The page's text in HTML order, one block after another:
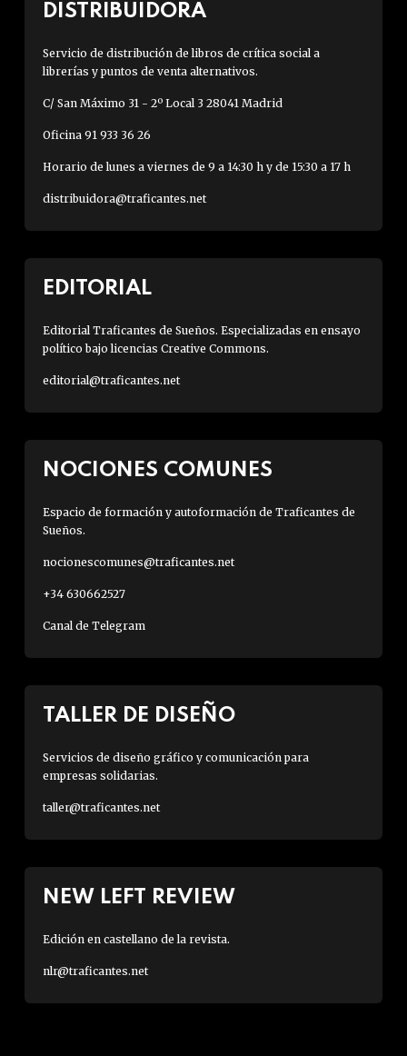
DISTRIBUIDORA
Servicio de distribución de libros de crítica social a
librerías y puntos de venta alternativos.
C/ San Máximo 31 - 2º Local 3 28041 Madrid
Oficina 91 933 36 26
Horario de lunes a viernes de 9 a 14:30 h y de 15:30 a 17 h
distribuidora@traficantes.net
EDITORIAL
Editorial Traficantes de Sueños. Especializadas en ensayo
político bajo licencias Creative Commons.
editorial@traficantes.net
NOCIONES COMUNES
Espacio de formación y autoformación de Traficantes de
Sueños.
nocionescomunes@traficantes.net
+34 630662527
Canal de Telegram
TALLER DE DISEÑO
Servicios de diseño gráfico y comunicación para
empresas solidarias.
taller@traficantes.net
NEW LEFT REVIEW
Edición en castellano de la revista.
nlr@traficantes.net